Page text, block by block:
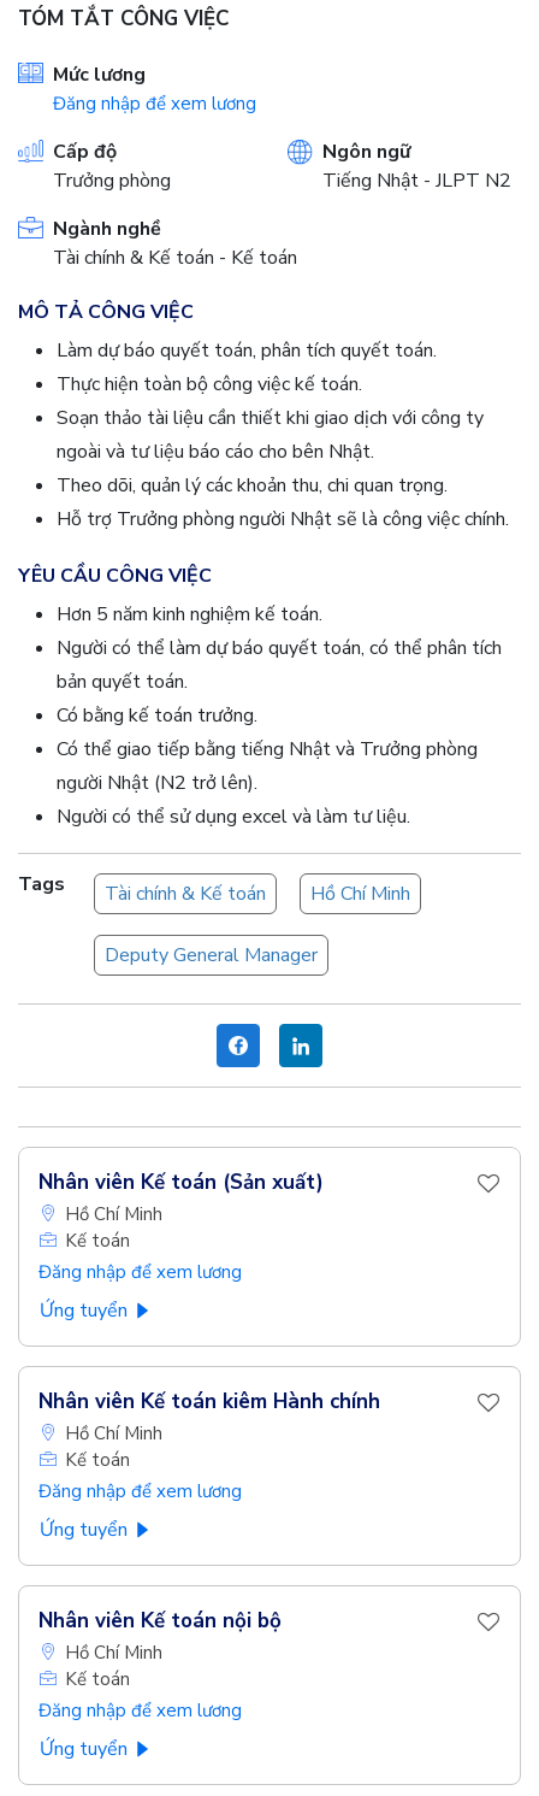
TÓM TẮT CÔNG VIỆC
Mức lương
Đăng nhập để xem lương
Cấp độ
Trưởng phòng
Ngôn ngữ
Tiếng Nhật - JLPT N2
Ngành nghề
Tài chính & Kế toán - Kế toán
MÔ TẢ CÔNG VIỆC
Làm dự báo quyết toán, phân tích quyết toán.
Thực hiện toàn bộ công việc kế toán.
Soạn thảo tài liệu cần thiết khi giao dịch với công ty
ngoài và tư liệu báo cáo cho bên Nhật.
Theo dõi, quản lý các khoản thu, chi quan trọng.
Hỗ trợ Trưởng phòng người Nhật sẽ là công việc chính.
YÊU CẦU CÔNG VIỆC
Hơn 5 năm kinh nghiệm kế toán.
Người có thể làm dự báo quyết toán, có thể phân tích
bản quyết toán.
Có bằng kế toán trưởng.
Có thể giao tiếp bằng tiếng Nhật và Trưởng phòng
người Nhật (N2 trở lên).
Người có thể sử dụng excel và làm tư liệu.
Tags Tài chính & Kế toán Hồ Chí Minh
Deputy General Manager
Nhân viên Kế toán (Sản xuất)
Hồ Chí Minh
Kế toán
Đăng nhập để xem lương
Ứng tuyển
Nhân viên Kế toán kiêm Hành chính
Hồ Chí Minh
Kế toán
Đăng nhập để xem lương
Ứng tuyển
Nhân viên Kế toán nội bộ
Hồ Chí Minh
Kế toán
Đăng nhập để xem lương
Ứng tuyển